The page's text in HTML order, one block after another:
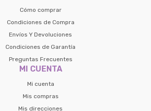
Cómo comprar
Condiciones de Compra
Envíos Y Devoluciones
Condiciones de Garantía
Preguntas Frecuentes
MI CUENTA
Mi cuenta
Mis compras
Mis direcciones